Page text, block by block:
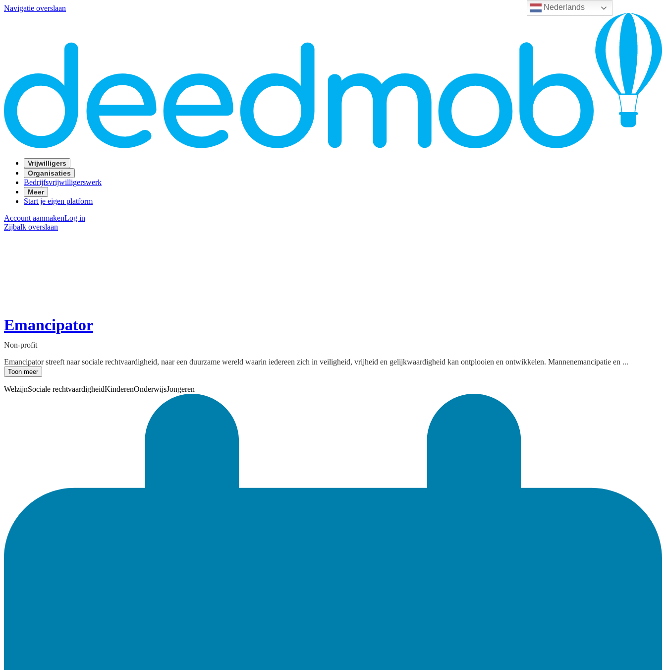
Nederlands
Navigatie overslaan
Vrijwilligers
Organisaties
Bedrijfsvrijwilligerswerk
Meer
Start je eigen platform
Account aanmakenLog in
Zijbalk overslaan
Emancipator
Non-profit
Emancipator streeft naar sociale rechtvaardigheid, naar een duurzame wereld waarin iedereen zich in veiligheid, vrijheid en gelijkwaardigheid kan ontplooien en ontwikkelen. Mannenemancipatie en ...
Toon meer
WelzijnSociale rechtvaardigheidKinderenOnderwijsJongeren